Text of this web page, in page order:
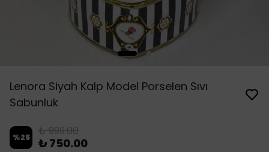
Lenora Siyah Kalp Model Porselen Sıvı
Sabunluk
%25 ₺ 999.00
₺ 750.00